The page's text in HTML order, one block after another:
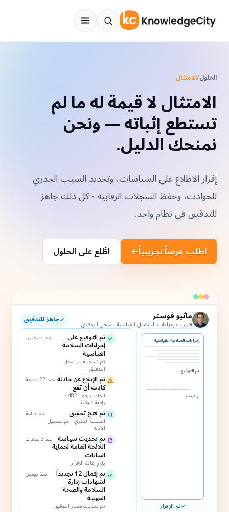
الحلول/الامتثال
الامتثال لا قيمة له ما لم
تستطع إثباته — ونحن
نمنحك الدليل.
إقرار الاطلاع على السياسات، وتحديد السبب الجذري
للحوادث، وحفظ السجلات الرقابية - كل ذلك جاهز
للتدقيق في نظام واحد.
اطلب عرضاً تجريبياً← اطَّلع على الحلول
ماثيو فوستر
إقرارات إجراءات التشغيل القياسية · سجل التدقيق جاهز للتدقيق
إجراءات السلامة القياسية
تم التوقيع
م. فوستر
تم الإقرار
تم التوقيع على
إجراءات السلامة
القياسية
تم تسجيله في سجل
التدقيق
منذ دقيقتين
تم الإبلاغ عن حادثة
كادت أن تقع
الحادث رقم 4821 ·
رافعة شوكية
منذ 22 دقيقة
تم فتح تحقيق
السبب الجذري · تم تسجيل
الأدلة
منذ ساعة
تم تحديث سياسة
اللائحة العامة لحماية
البيانات
يلزم إعادة الإقرار
منذ 3 ساعات
تم إكمال 12 تجديداً
لشهادات إدارة
السلامة والصحة
المهنية
تم تحديث مسار التدقيق
منذ يومين